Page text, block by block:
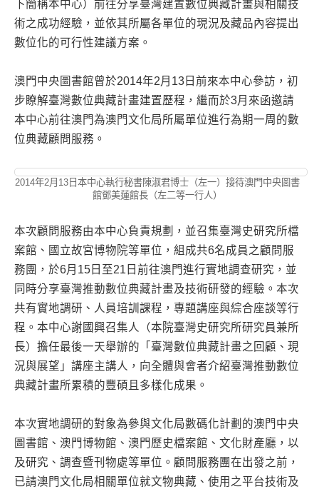
下簡稱本中心）前往分享臺灣建置數位典藏計畫與相關技
術之成功經驗，並依其所屬各單位的現況及藏品內容提出
數位化的可行性建議方案。
澳門中央圖書館曾於2014年2月13日前來本中心參訪，初
步瞭解臺灣數位典藏計畫建置歷程，繼而於3月來函邀請
本中心前往澳門為澳門文化局所屬單位進行為期一周的數
位典藏顧問服務。
2014年2月13日本中心執行秘書陳淑君博士（左一）接待澳門中央圖書
館鄧美蓮館長（左二等一行人）
本次顧問服務由本中心負責規劃，並召集臺灣史研究所檔
案館、國立故宮博物院等單位，組成共6名成員之顧問服
務團，於6月15日至21日前往澳門進行實地調查研究，並
同時分享臺灣推動數位典藏計畫及技術研發的經驗。本次
共有實地調研、人員培訓課程，專題講座與綜合座談等行
程。本中心謝國興召集人（本院臺灣史研究所研究員兼所
長）擔任最後一天舉辦的「臺灣數位典藏計畫之回顧、現
況與展望」講座主講人，向全體與會者介紹臺灣推動數位
典藏計畫所累積的豐碩且多樣化成果。
本次實地調研的對象為參與文化局數碼化計劃的澳門中央
圖書館、澳門博物館、澳門歷史檔案館、文化財產廳，以
及研究、調查暨刊物處等單位。顧問服務團在出發之前，
已請澳門文化局相關單位就文物典藏、使用之平台技術及